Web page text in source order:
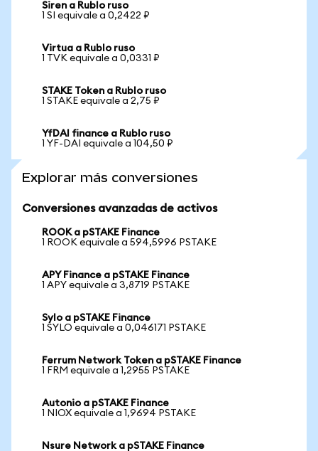
Siren a Rublo ruso
1 SI equivale a 0,2422 ₽
Virtua a Rublo ruso
1 TVK equivale a 0,0331 ₽
STAKE Token a Rublo ruso
1 STAKE equivale a 2,75 ₽
YfDAI finance a Rublo ruso
1 YF-DAI equivale a 104,50 ₽
Explorar más conversiones
Conversiones avanzadas de activos
ROOK a pSTAKE Finance
1 ROOK equivale a 594,5996 PSTAKE
APY Finance a pSTAKE Finance
1 APY equivale a 3,8719 PSTAKE
Sylo a pSTAKE Finance
1 SYLO equivale a 0,046171 PSTAKE
Ferrum Network Token a pSTAKE Finance
1 FRM equivale a 1,2955 PSTAKE
Autonio a pSTAKE Finance
1 NIOX equivale a 1,9694 PSTAKE
Nsure Network a pSTAKE Finance